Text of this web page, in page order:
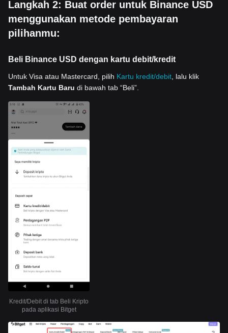
Langkah 2: Buat order untuk Binance USD
menggunakan metode pembayaran
pilihanmu:
Beli Binance USD dengan kartu debit/kredit
Untuk Visa atau Mastercard, pilih Kartu kredit/debit , lalu klik
Tambah Kartu Baru di bawah tab “Beli”.
Kredit/Debit di tab Beli Kripto
pada aplikasi Bitget